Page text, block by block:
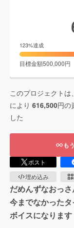
123%達成
目標金額500,000円
このプロジェクトは、
により 616,500円の
した
も
ポスト
埋め込み
だめんずなおっ
今までなかった
ボイスになります